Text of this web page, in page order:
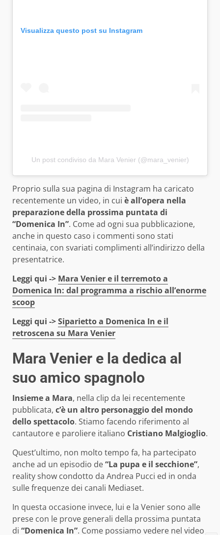
Visualizza questo post su Instagram
Un post condiviso da Mara Venier (@mara_venier)
Proprio sulla sua pagina di Instagram ha caricato
recentemente un video, in cui è all’opera nella
preparazione della prossima puntata di
“Domenica In”. Come ad ogni sua pubblicazione,
anche in questo caso i commenti sono stati
centinaia, con svariati complimenti all’indirizzo della
presentatrice.
Leggi qui -> Mara Venier e il terremoto a
Domenica In: dal programma a rischio all’enorme
scoop
Leggi qui ->Siparietto a Domenica In e il
retroscena su Mara Venier
Mara Venier e la dedica al
suo amico spagnolo
Insieme a Mara, nella clip da lei recentemente
pubblicata, c’è un altro personaggio del mondo
dello spettacolo. Stiamo facendo riferimento al
cantautore e paroliere italiano Cristiano Malgioglio.
Quest’ultimo, non molto tempo fa, ha partecipato
anche ad un episodio de“La pupa e il secchione”,
reality show condotto da Andrea Pucci ed in onda
sulle frequenze dei canali Mediaset.
In questa occasione invece, lui e la Venier sono alle
prese con le prove generali della prossima puntata
di “Domenica In”. Come possiamo vedere nel video